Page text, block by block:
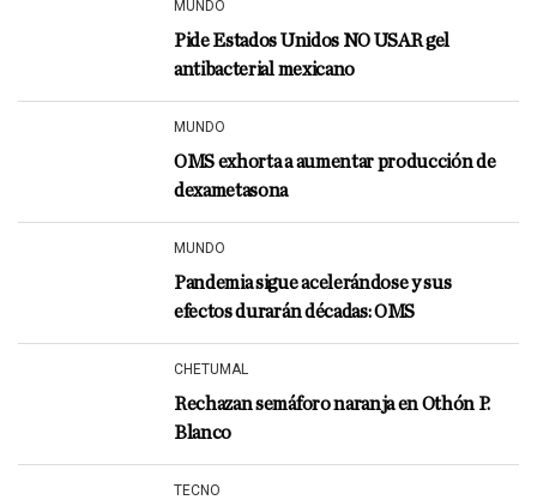
MUNDO
Pide Estados Unidos NO USAR gel
antibacterial mexicano
MUNDO
OMS exhorta a aumentar producción de
dexametasona
MUNDO
Pandemia sigue acelerándose y sus
efectos durarán décadas: OMS
CHETUMAL
Rechazan semáforo naranja en Othón P.
Blanco
TECNO